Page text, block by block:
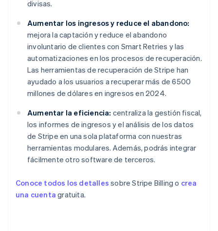
divisas.
Aumentar los ingresos y reduce el abandono:
mejora la captación y reduce el abandono
involuntario de clientes con Smart Retries y las
automatizaciones en los procesos de recuperación.
Las herramientas de recuperación de Stripe han
ayudado a los usuarios a recuperar más de 6500
millones de dólares en ingresos en 2024.
Aumentar la eficiencia: centraliza la gestión fiscal,
los informes de ingresos y el análisis de los datos
de Stripe en una sola plataforma con nuestras
herramientas modulares. Además, podrás integrar
fácilmente otro software de terceros.
Conoce todos los detalles sobre Stripe Billing o crea
una cuenta gratuita.